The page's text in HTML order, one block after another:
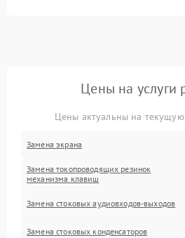
Цены на услуги
Цены актуальны на
Замена экрана
Замена токопроводящих резинок
механизма клавиш
Замена стоковых аудиовходов-выходов
Замена стоковых конденсаторов